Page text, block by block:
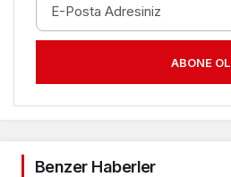
ABONE OL
Benzer Haberler